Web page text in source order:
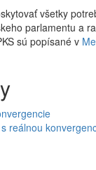
všetky
parlamentu a
sú popísané v
reálnou